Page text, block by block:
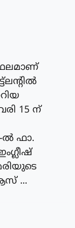
15 ന്
ല്‍ ഫാ.
...